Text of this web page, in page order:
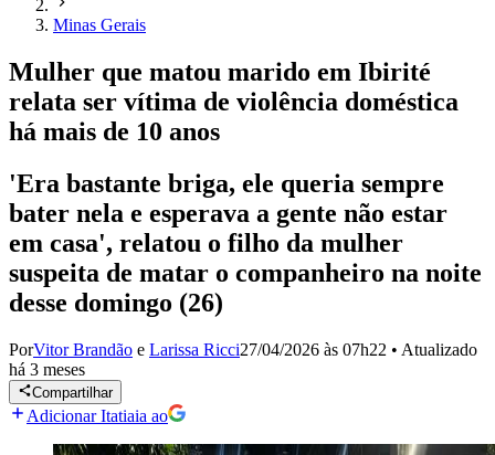
Minas Gerais
Mulher que matou marido em Ibirité
relata ser vítima de violência doméstica
há mais de 10 anos
'Era bastante briga, ele queria sempre
bater nela e esperava a gente não estar
em casa', relatou o filho da mulher
suspeita de matar o companheiro na noite
desse domingo (26)
PorVitor Brandão e Larissa Ricci27/04/2026 às 07h22 • Atualizado
há 3 meses
Compartilhar
Adicionar Itatiaia ao